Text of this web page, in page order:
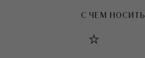
С ЧЕМ НОСИТЬ